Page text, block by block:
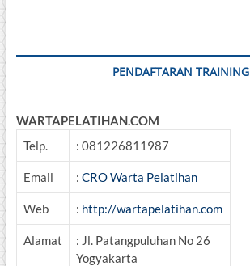
PENDAFTARAN TRAINING
WARTAPELATIHAN.COM
Telp.
: 081226811987
Email : CRO Warta Pelatihan
Web : http://wartapelatihan.com
Alamat
: Jl. Patangpuluhan No 26
Yogyakarta